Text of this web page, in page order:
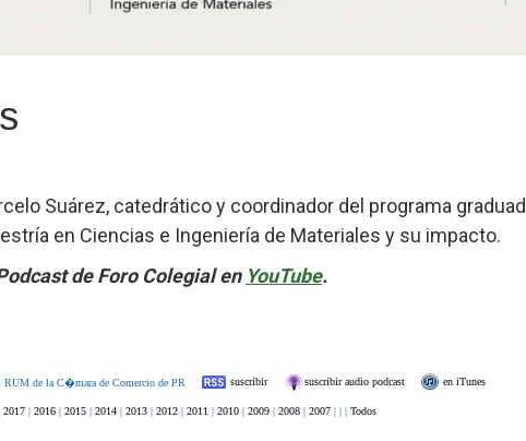
Suárez, catedrático y coordinador del programa
en Ciencias e Ingeniería de Materiales y su impacto.
de Foro Colegial en YouTube.